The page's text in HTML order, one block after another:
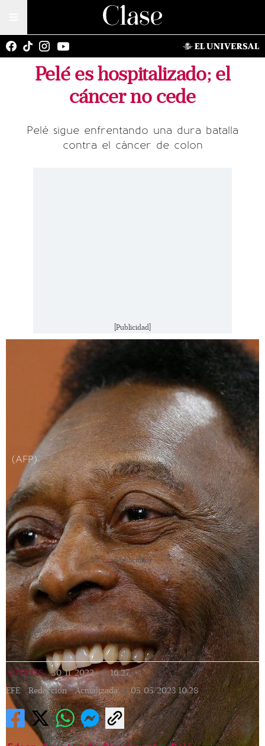
Pelé es hospitalizado; el
cáncer no cede
Pelé sigue enfrentando una dura batalla
contra el cáncer de colon
[Publicidad]
(AFP)
[Publicidad]
NOTICIAS | 30/11/2022 | 16:27 |
EFE / Redacción | Actualizada 05/05/2023 10:28